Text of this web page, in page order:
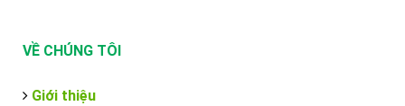
VỀ CHÚNG TÔI
Giới thiệu